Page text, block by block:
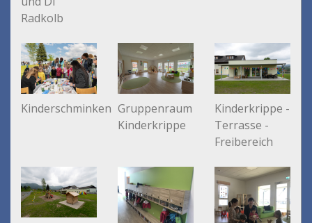
Radkolb
Kinderschminken Gruppenraum
Kinderkrippe
Kinderkrippe -
Terrasse -
Freibereich